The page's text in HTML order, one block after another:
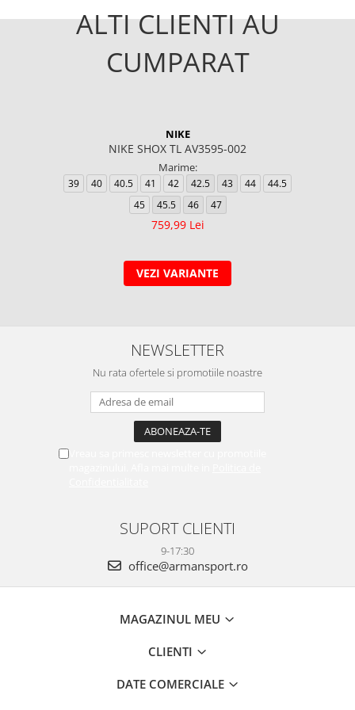
ALTI CLIENTI AU
CUMPARAT
NIKE
NIKE SHOX TL AV3595-002
Marime:
39 40 40.5 41 42 42.5 43 44
44.5
45
45.5 46 47
759,99 Lei
VEZI VARIANTE
NEWSLETTER
Nu rata ofertele si promotiile noastre
SUPORT CLIENTI
9-17:30
office@armansport.ro
MAGAZINUL MEU
CLIENTI
DATE COMERCIALE